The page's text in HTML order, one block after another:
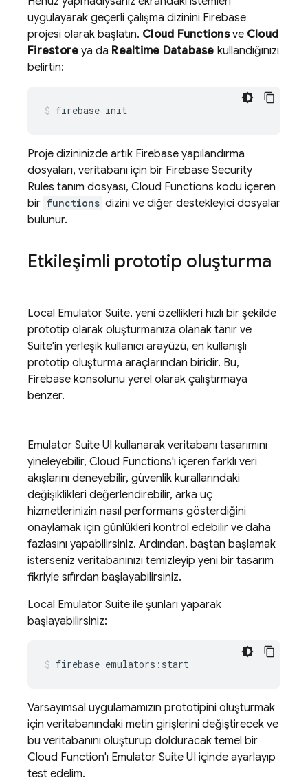
uygulayarak geçerli çalışma dizinini Firebase
projesi olarak başlatın. Cloud Functionsve Cloud
Firestore ya da Realtime Database kullandığınızı
belirtin:
firebase init
Proje dizininizde artık Firebase yapılandırma
dosyaları, veritabanı için bir Firebase Security
Rules tanım dosyası, Cloud Functions kodu içeren
bir functions dizini ve diğer destekleyici dosyalar
bulunur.
Etkileşimli prototip oluşturma
Local Emulator Suite, yeni özellikleri hızlı bir şekilde
prototip olarak oluşturmanıza olanak tanır ve
Suite'in yerleşik kullanıcı arayüzü, en kullanışlı
prototip oluşturma araçlarından biridir. Bu,
Firebase konsolunu yerel olarak çalıştırmaya
benzer.
Emulator Suite UI kullanarak veritabanı tasarımını
yineleyebilir, Cloud Functions'ı içeren farklı veri
akışlarını deneyebilir, güvenlik kurallarındaki
değişiklikleri değerlendirebilir, arka uç
hizmetlerinizin nasıl performans gösterdiğini
onaylamak için günlükleri kontrol edebilir ve daha
fazlasını yapabilirsiniz. Ardından, baştan başlamak
isterseniz veritabanınızı temizleyip yeni bir tasarım
fikriyle sıfırdan başlayabilirsiniz.
Local Emulator Suite ile şunları yaparak
başlayabilirsiniz:
firebase emulators:start
Varsayımsal uygulamamızın prototipini oluşturmak
için veritabanındaki metin girişlerini değiştirecek ve
bu veritabanını oluşturup dolduracak temel bir
Cloud Function'ı Emulator Suite UI içinde ayarlayıp
test edelim.